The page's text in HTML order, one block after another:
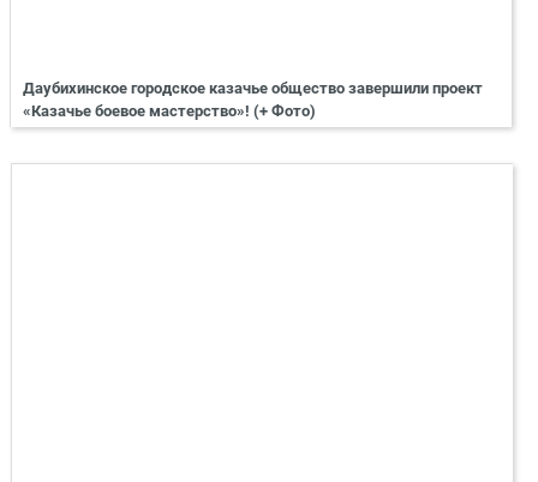
Даубихинское городское казачье общество завершили проект
«Казачье боевое мастерство»! (+ Фото)